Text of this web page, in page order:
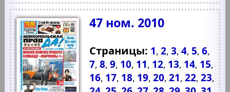
47 ном. 2010
Страницы: 1,2,3,4, 5,6,
7,8,9, 10, 11, 12, 13, 14, 15,
16, 17, 18, 19,20,21,22,23,